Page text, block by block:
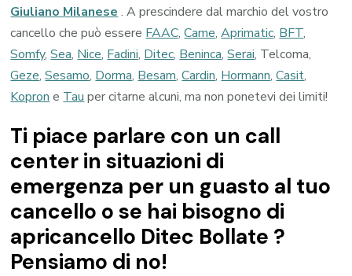
Giuliano Milanese . A prescindere dal marchio del vostro
cancello che può essere FAAC,Came,Aprimatic, BFT,
Somfy,Sea, Nice, Fadini, Ditec, Beninca,Serai, Telcoma,
Geze,Sesamo, Dorma, Besam,Cardin, Hormann,Casit,
Kopron e Tau per citarne alcuni, ma non ponetevi dei limiti!
Ti piace parlare con un call
center in situazioni di
emergenza per un guasto al tuo
cancello o se hai bisogno di
apricancello Ditec Bollate ?
Pensiamo di no!